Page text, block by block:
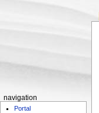
navigation
Portal